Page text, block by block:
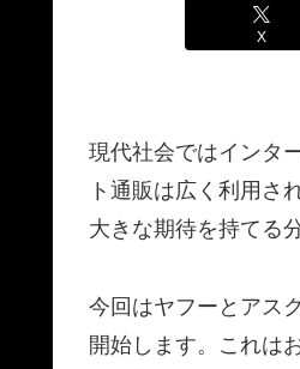
X
現代社会ではインタ
ト通販は広く利用さ
大きな期待を持てる
今回はヤフーとアス
開始します。これは